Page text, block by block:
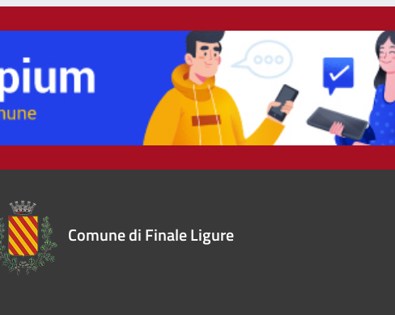
Comune di Finale Ligure